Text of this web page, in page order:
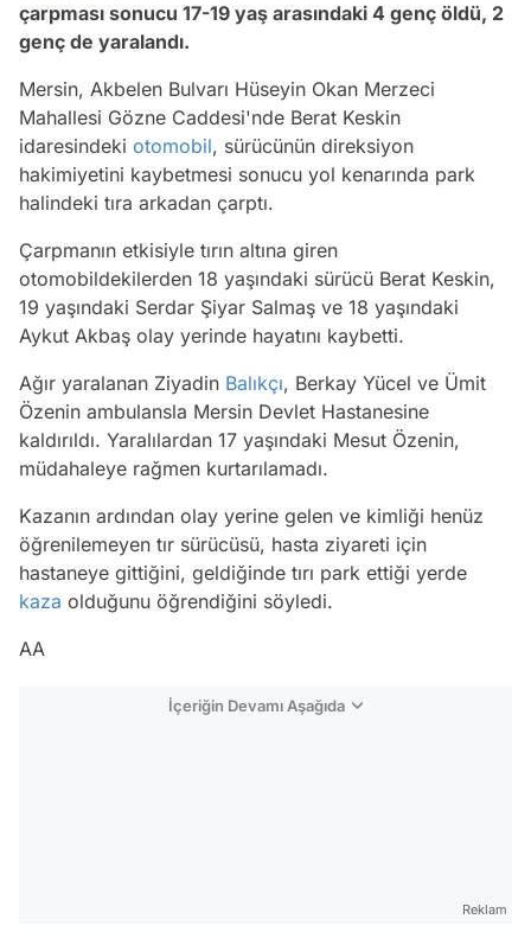
çarpması sonucu 17-19 yaş arasındaki 4 genç öldü, 2
genç de yaralandı.
Mersin, Akbelen Bulvarı Hüseyin Okan Merzeci
Mahallesi Gözne Caddesi'nde Berat Keskin
idaresindeki otomobil, sürücünün direksiyon
hakimiyetini kaybetmesi sonucu yol kenarında park
halindeki tıra arkadan çarptı.
Çarpmanın etkisiyle tırın altına giren
otomobildekilerden 18 yaşındaki sürücü Berat Keskin,
19 yaşındaki Serdar Şiyar Salmaş ve 18 yaşındaki
Aykut Akbaş olay yerinde hayatını kaybetti.
Ağır yaralanan Ziyadin Balıkçı, Berkay Yücel ve Ümit
Özenin ambulansla Mersin Devlet Hastanesine
kaldırıldı. Yaralılardan 17 yaşındaki Mesut Özenin,
müdahaleye rağmen kurtarılamadı.
Kazanın ardından olay yerine gelen ve kimliği henüz
öğrenilemeyen tır sürücüsü, hasta ziyareti için
hastaneye gittiğini, geldiğinde tırı park ettiği yerde
kaza olduğunu öğrendiğini söyledi.
AA
İçeriğin Devamı Aşağıda
Reklam